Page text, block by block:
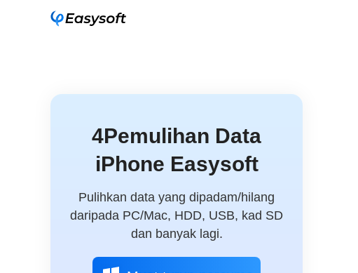
4Pemulihan Data
iPhone Easysoft
Pulihkan data yang dipadam/hilang
daripada PC/Mac, HDD, USB, kad SD
dan banyak lagi.